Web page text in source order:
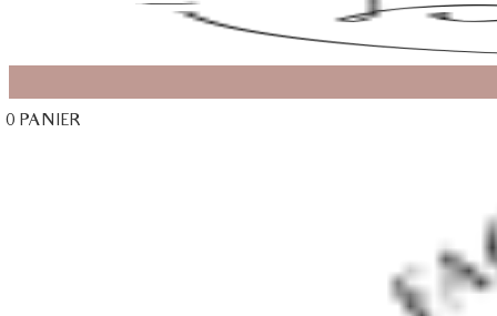
0 PANIER